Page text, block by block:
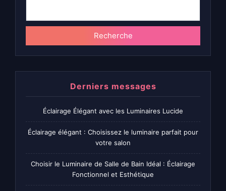
Recherche
Derniers messages
Éclairage Élégant avec les Luminaires Lucide
Éclairage élégant : Choisissez le luminaire parfait pour
votre salon
Choisir le Luminaire de Salle de Bain Idéal : Éclairage
Fonctionnel et Esthétique